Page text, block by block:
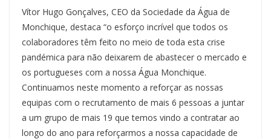
Vítor Hugo Gonçalves, CEO da Sociedade da Água de
Monchique, destaca “o esforço incrível que todos os
colaboradores têm feito no meio de toda esta crise
pandémica para não deixarem de abastecer o mercado e
os portugueses com a nossa Água Monchique.
Continuamos neste momento a reforçar as nossas
equipas com o recrutamento de mais 6 pessoas a juntar
a um grupo de mais 19 que temos vindo a contratar ao
longo do ano para reforçarmos a nossa capacidade de